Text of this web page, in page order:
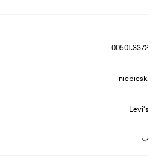
00501.3372
niebieski
Levi's